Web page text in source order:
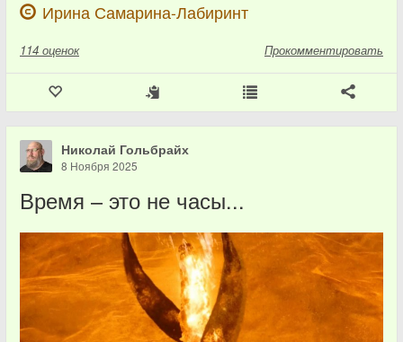
Ирина Самарина-Лабиринт
114 оценок Прокомментировать
Николай Гольбрайх
8 Ноября 2025
Время – это не часы...